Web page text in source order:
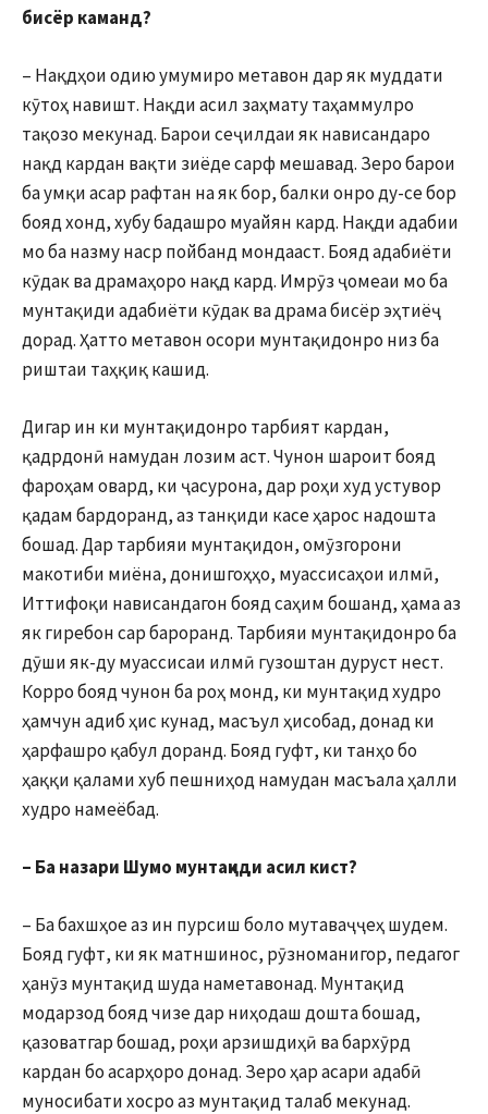
бисёр каманд?
– Нақдҳои одию умумиро метавон дар як муддати
кӯтоҳ навишт. Нақди асил заҳмату таҳаммулро
тақозо мекунад. Барои сеҷилдаи як нависандаро
нақд кардан вақти зиёде сарф мешавад. Зеро барои
ба умқи асар рафтан на як бор, балки онро ду-се бор
бояд хонд, хубу бадашро муайян кард. Нақди адабии
мо ба назму наср пойбанд мондааст. Бояд адабиёти
кӯдак ва драмаҳоро нақд кард. Имрӯз ҷомеаи мо ба
мунтақиди адабиёти кӯдак ва драма бисёр эҳтиёҷ
дорад. Ҳатто метавон осори мунтақидонро низ ба
риштаи таҳқиқ кашид.
Дигар ин ки мунтақидонро тарбият кардан,
қадрдонӣ намудан лозим аст. Чунон шароит бояд
фароҳам овард, ки ҷасурона, дар роҳи худ устувор
қадам бардоранд, аз танқиди касе ҳарос надошта
бошад. Дар тарбияи мунтақидон, омӯзгорони
макотиби миёна, донишгоҳҳо, муассисаҳои илмӣ,
Иттифоқи нависандагон бояд саҳим бошанд, ҳама аз
як гиребон сар бароранд. Тарбияи мунтақидонро ба
дӯши як-ду муассисаи илмӣ гузоштан дуруст нест.
Корро бояд чунон ба роҳ монд, ки мунтақид худро
ҳамчун адиб ҳис кунад, масъул ҳисобад, донад ки
ҳарфашро қабул доранд. Бояд гуфт, ки танҳо бо
ҳаққи қалами хуб пешниҳод намудан масъала ҳалли
худро намеёбад.
– Ба назари Шумо мунтақиди асил кист?
– Ба бахшҳое аз ин пурсиш боло мутаваҷҷеҳ шудем.
Бояд гуфт, ки як матншинос, рӯзноманигор, педагог
ҳанӯз мунтақид шуда наметавонад. Мунтақид
модарзод бояд чизе дар ниҳодаш дошта бошад,
қазоватгар бошад, роҳи арзишдиҳӣ ва бархӯрд
кардан бо асарҳоро донад. Зеро ҳар асари адабӣ
муносибати хосро аз мунтақид талаб мекунад.